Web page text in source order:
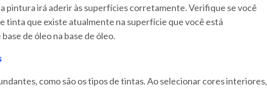
pintura irá aderir às superfícies corretamente.Verifique se você
tinta que existe atualmente na superfície que você está
de óleo na base de óleo.
como são os tipos de tintas. Ao selecionar cores interiores,